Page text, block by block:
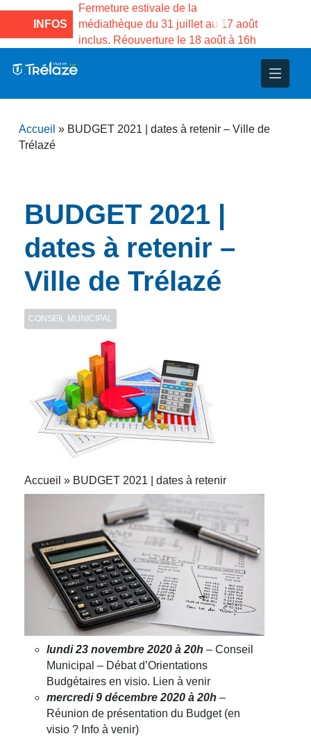
INFOS
de la
du 31 juillet au 17 août
le 18 août à 16h
Fermeture estivale de la Maison des
Services publics Vasco de Gama du
3 au 21 août
et d’animations
Projets
– Jumelage
Accueil » BUDGET 2021 | dates à retenir – Ville de
Trélazé
BUDGET 2021 |
dates à retenir –
Ville de Trélazé
CONSEIL MUNICIPAL
Accueil » BUDGET 2021 | dates à retenir
lundi 23 novembre 2020 à 20h – Conseil
Municipal – Débat d’Orientations
Budgétaires en visio. Lien à venir
mercredi 9 décembre 2020 à 20h –
Réunion de présentation du Budget (en
visio ? Info à venir)